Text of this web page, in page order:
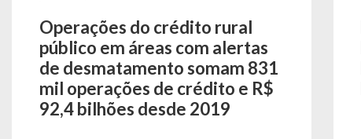
Operações do crédito rural
público em áreas com alertas
de desmatamento somam 831
mil operações de crédito e R$
92,4 bilhões desde 2019